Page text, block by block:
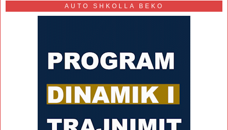
AUTO SHKOLLA BEKO